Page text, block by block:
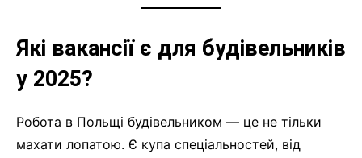
Які вакансії є для будівельників
у 2025?
Робота в Польщі будівельником — це не тільки
махати лопатою. Є купа спеціальностей, від